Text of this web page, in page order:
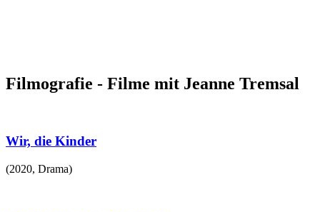
Filmografie - Filme mit Jeanne Tremsal
Wir, die Kinder
(2020, Drama)